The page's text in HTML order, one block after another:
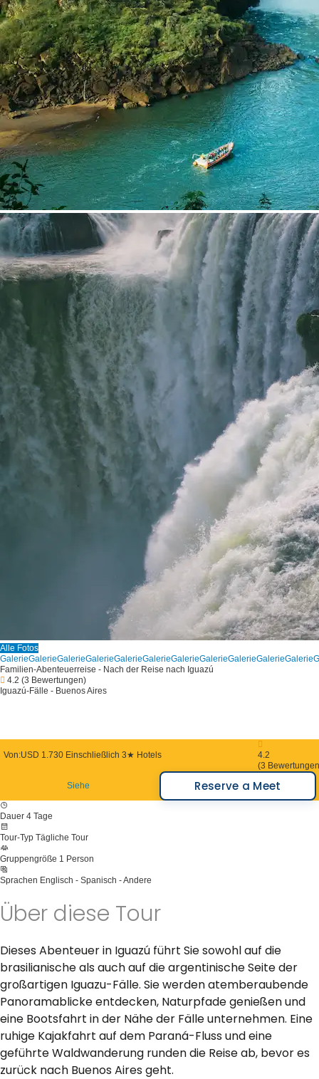
Alle Fotos
GalerieGalerieGalerieGalerieGalerieGalerieGalerieGalerieGalerieGalerieGalerie
Familien-Abenteuerreise - Nach der Reise nach Iguazú
4.2 (3 Bewertungen)
Iguazú-Fälle - Buenos Aires
Von:USD 1.730 Einschließlich 3★ Hotels
4.2
(3
Siehe
Reserve a Meet
Dauer 4 Tage
Tour-Typ Tägliche Tour
Gruppengröße 1 Person
Sprachen Englisch - Spanisch - Andere
Über diese Tour
Dieses Abenteuer in Iguazú führt Sie sowohl auf die
brasilianische als auch auf die argentinische Seite der
großartigen Iguazu-Fälle. Sie werden atemberaubende
Panoramablicke entdecken, Naturpfade genießen und
eine Bootsfahrt in der Nähe der Fälle unternehmen. Eine
ruhige Kajakfahrt auf dem Paraná-Fluss und eine
geführte Waldwanderung runden die Reise ab, bevor es
zurück nach Buenos Aires geht.